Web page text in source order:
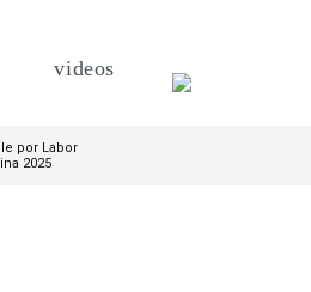
videos
por Labor
2025